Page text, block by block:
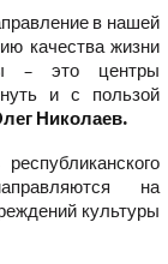
в нашей
качества жизни
– это центры
и с пользой
Николаев.
на
культуры